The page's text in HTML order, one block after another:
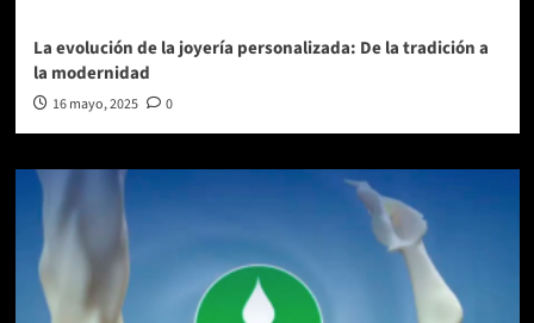
La evolución de la joyería personalizada: De la tradición a
la modernidad
16 mayo, 2025 0